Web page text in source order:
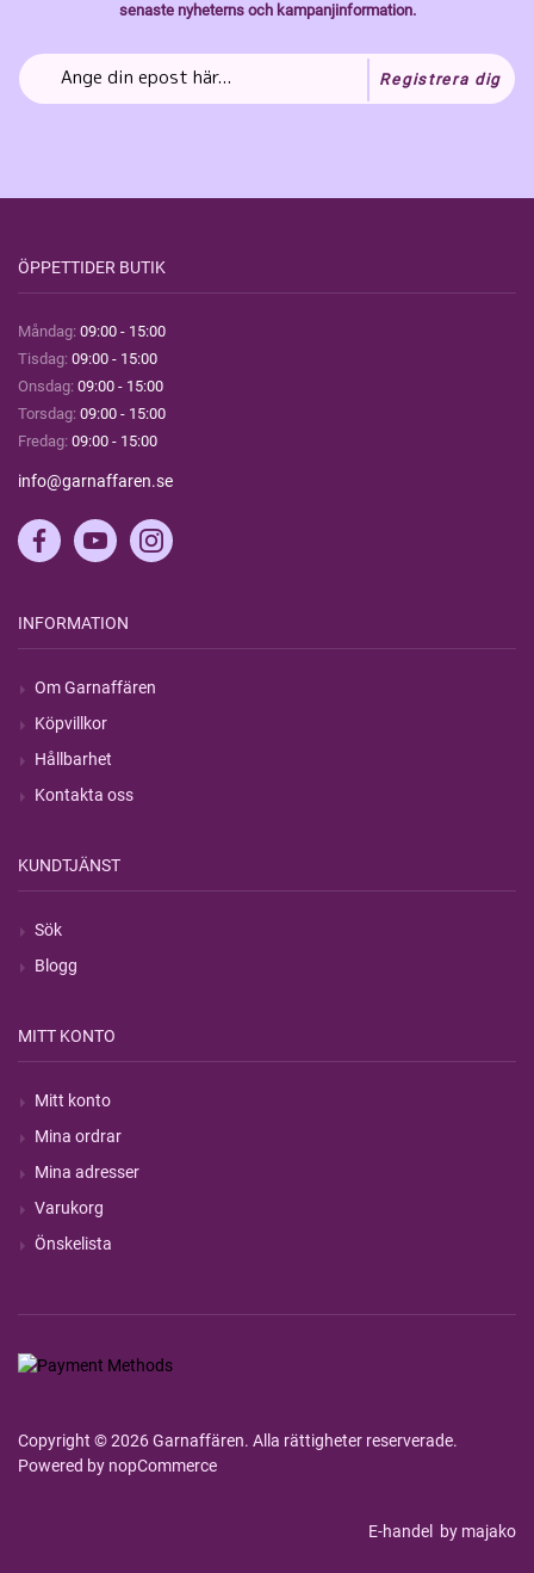
senaste nyheterns och kampanjinformation.
Registrera dig
ÖPPETTIDER BUTIK
Måndag: 09:00 - 15:00
Tisdag: 09:00 - 15:00
Onsdag: 09:00 - 15:00
Torsdag: 09:00 - 15:00
Fredag: 09:00 - 15:00
info@garnaffaren.se
INFORMATION
Om Garnaffären
Köpvillkor
Hållbarhet
Kontakta oss
KUNDTJÄNST
Sök
Blogg
MITT KONTO
Mitt konto
Mina ordrar
Mina adresser
Varukorg
Önskelista
Copyright © 2026 Garnaffären. Alla rättigheter reserverade.
Powered by nopCommerce
E-handel by majako